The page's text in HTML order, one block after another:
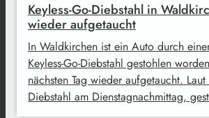
Keyless-Go-Diebstahl in
wieder aufgetaucht
In Waldkirchen ist ein Auto durch
Keyless-Go-Diebstahl gestohlen
nächsten Tag wieder aufgetaucht.
Diebstahl am Dienstagnachmittag,